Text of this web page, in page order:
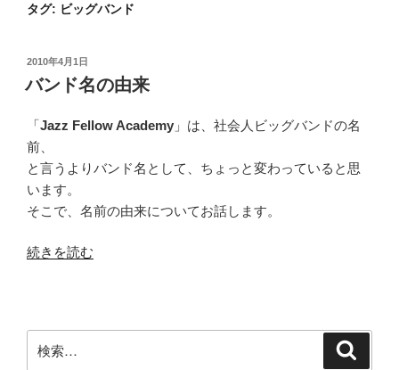
タグ: ビッグバンド
投
日:
2010年4月1日
バンド名の由来
「Jazz Fellow Academy 」は、社会人ビッグバンドの名
前、
と言うよりバンド名として、ちょっと変わっていると思
います。
そこで、名前の由来についてお話します。
“バ
の
由
続きを読む
索: